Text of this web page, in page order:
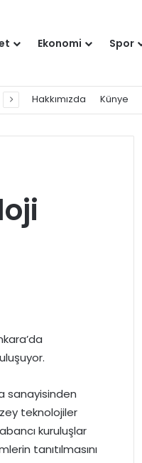
Ekonomi Spor
Hakkımızda Künye
sanayisinden
teknolojiler
kuruluşlar
tanıtılmasını